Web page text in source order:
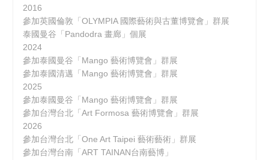
2016
參加英國倫敦「OLYMPIA 國際藝術與古董博覽會」群展
泰國曼谷「Pandodra 畫廊」個展
2024
參加泰國曼谷「Mango 藝術博覽會」群展
參加泰國清邁「Mango 藝術博覽會」群展
2025
參加泰國曼谷「Mango 藝術博覽會」群展
參加台灣台北「Art Formosa 藝術博覽會」群展
2026
參加台灣台北「One Art Taipei 藝術藝術」群展
參加台灣台南「ART TAINAN台南藝博」